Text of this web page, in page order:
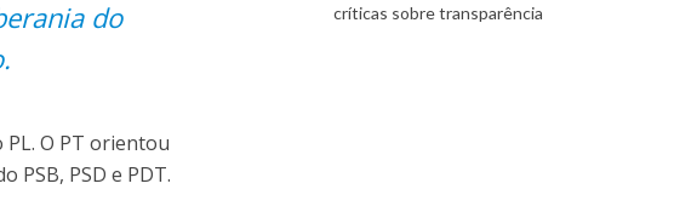
do
O PT orientou
PSB, PSD e PDT.
críticas sobre transparência